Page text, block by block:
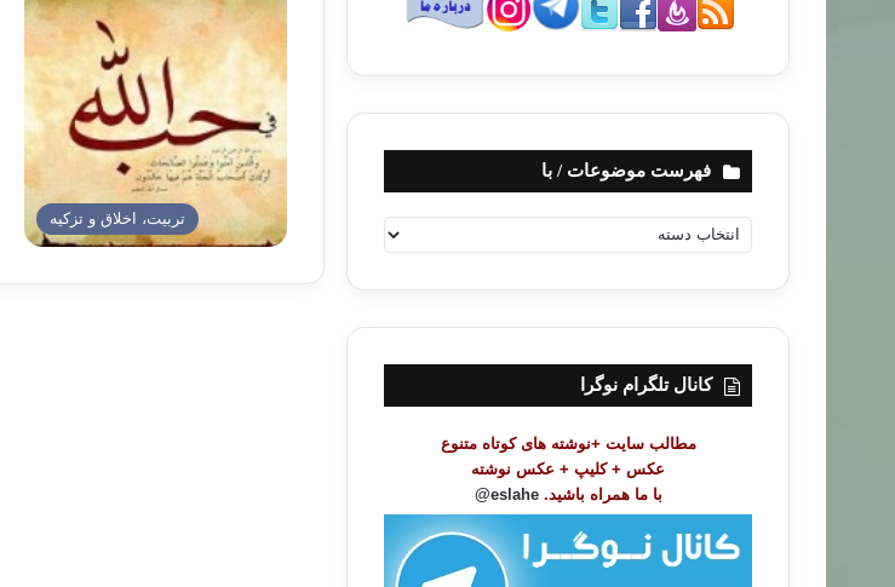
تربیت، اخلاق و تزکیه
فهرست موضوعات / با
ه
ت
ض
کانال تلگرام نوگرا
مطالب سایت +نوشته های کوتاه متنوع
عکس + کلیپ + عکس نوشته
با ما همراه باشید. eslahe@